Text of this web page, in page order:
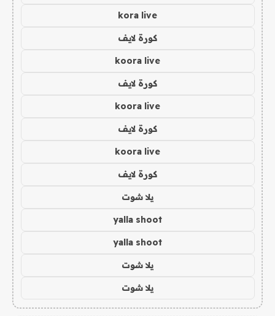
kora live
كورة لايف
koora live
كورة لايف
koora live
كورة لايف
koora live
كورة لايف
يلا شوت
yalla shoot
yalla shoot
يلا شوت
يلا شوت